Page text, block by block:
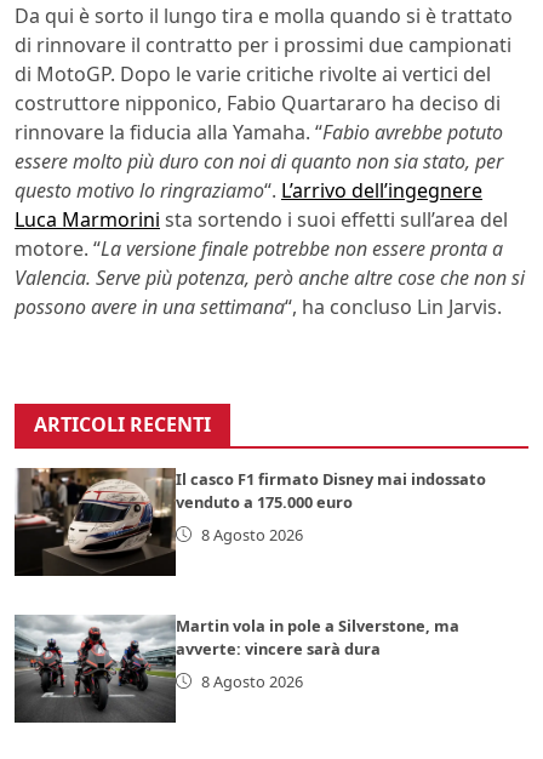
Da qui è sorto il lungo tira e molla quando si è trattato
di rinnovare il contratto per i prossimi due campionati
di MotoGP. Dopo le varie critiche rivolte ai vertici del
costruttore nipponico, Fabio Quartararo ha deciso di
rinnovare la fiducia alla Yamaha. “Fabio avrebbe potuto
essere molto più duro con noi di quanto non sia stato, per
questo motivo lo ringraziamo“. L’arrivo dell’ingegnere
Luca Marmorini sta sortendo i suoi effetti sull’area del
motore. “La versione finale potrebbe non essere pronta a
Valencia. Serve più potenza, però anche altre cose che non si
possono avere in una settimana“, ha concluso Lin Jarvis.
ARTICOLI RECENTI
Il casco F1 firmato Disney mai indossato
venduto a 175.000 euro
8 Agosto 2026
Martin vola in pole a Silverstone, ma
avverte: vincere sarà dura
8 Agosto 2026